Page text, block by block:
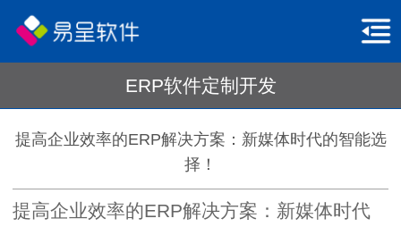
ERP软件定制开发
提高企业效率的ERP解决方案：新媒体时代的智能选
择！
提高企业效率的ERP解决方案：新媒体时代